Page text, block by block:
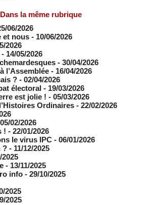
Dans la même rubrique
06/2026
et nous - 10/06/2026
2026
- 14/05/2026
- 30/04/2026
l’Assemblée­ - 16/04/2026
? - 02/04/2026
électoral - 19/03/2026
est jolie ! - 05/03/2026
Ordinaires - 22/02/2026
02/2026
! - 22/01/2026
le virus IPC - 06/01/2026
? - 11/12/2025
2025
- 13/11/2025
info - 29/10/2025
2025
2025